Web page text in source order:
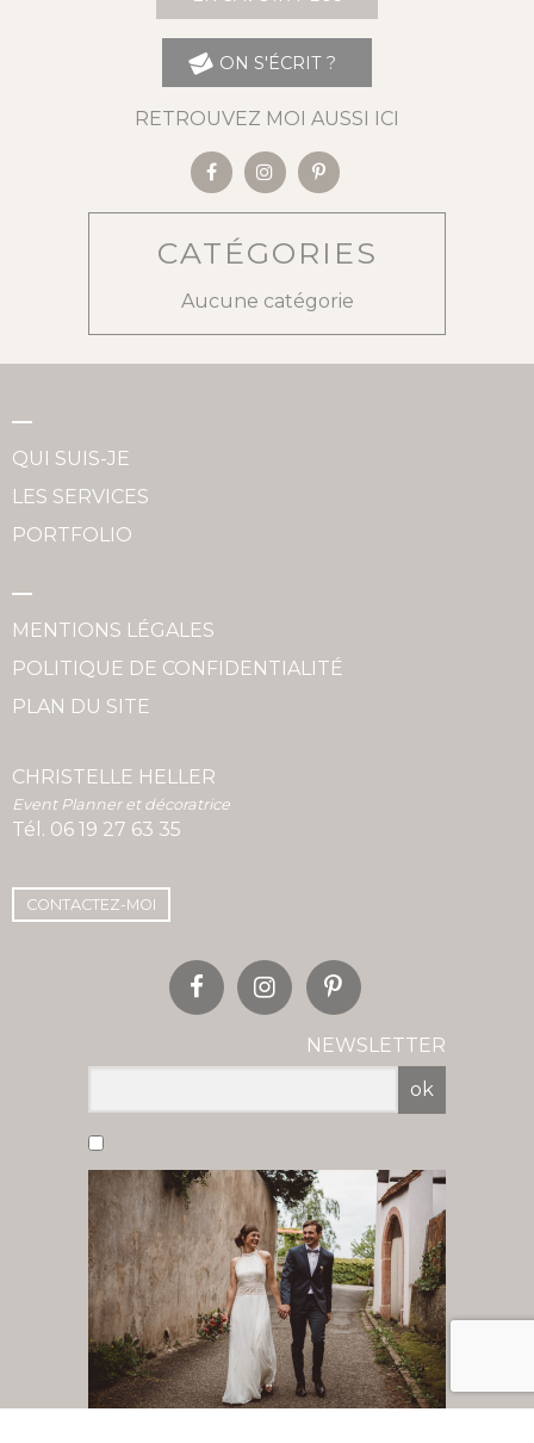
ON S'ÉCRIT ?
RETROUVEZ MOI AUSSI ICI
CATÉGORIES
Aucune catégorie
QUI SUIS-JE
LES SERVICES
PORTFOLIO
MENTIONS LÉGALES
POLITIQUE DE CONFIDENTIALITÉ
PLAN DU SITE
CHRISTELLE HELLER
Event Planner et décoratrice
Tél. 06 19 27 63 35
CONTACTEZ-MOI
NEWSLETTER
ok